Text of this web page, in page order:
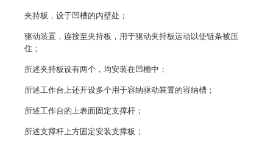
夹持板，设于凹槽的内壁处；
驱动装置，连接至夹持板，用于驱动夹持板运动以使链条被压
住；
所述夹持板设有两个，均安装在凹槽中；
所述工作台上还开设多个用于容纳驱动装置的容纳槽；
所述工作台的上表面固定支撑杆；
所述支撑杆上方固定安装支撑板；